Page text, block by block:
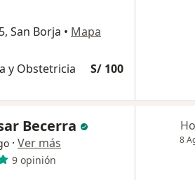
San Borja • Mapa
y Obstetricia S/ 100
Becerra
· Ver más
9 opinión
8